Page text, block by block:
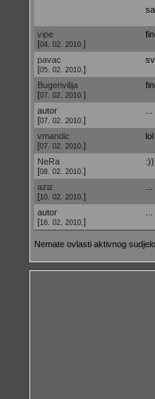
vipe
[04. 02. 2010. ]
pavac
[05. 02. 2010. ]
Bugenvilija
[07. 02. 2010. ]
autor
[07. 02. 2010. ]
vmandic
[07. 02. 2010. ]
NeRa
[08. 02. 2010. ]
aziz
[10. 02. 2010. ]
autor
[16. 02. 2010. ]
Nemate ovlasti aktivnog